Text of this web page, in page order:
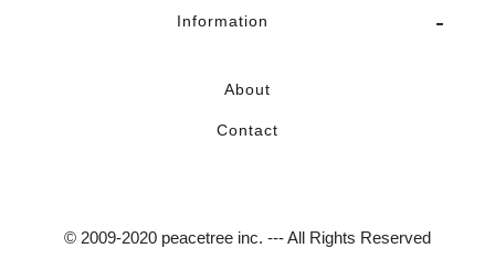
Information
About
Contact
© 2009-2020 peacetree inc. --- All Rights Reserved